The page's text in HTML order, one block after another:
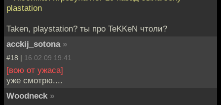
plastation
Taken, playstation? ты про TeKKeN чтоли?
acckij_sotona »
#18 | 16.02.09 19:41
[вою от ужаса]
уже смотрю....
Woodneck »